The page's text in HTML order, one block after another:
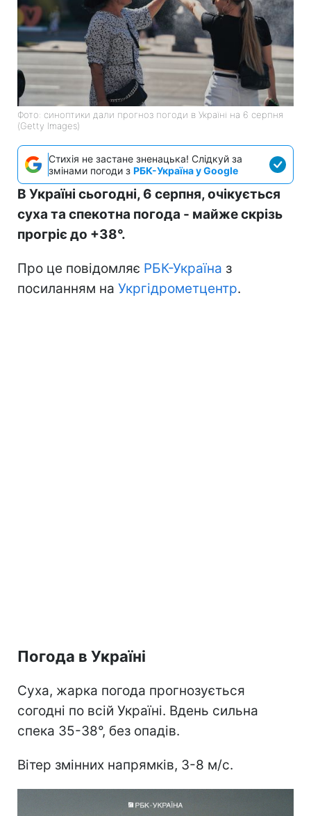
Фото: синоптики дали прогноз погоди в Україні на 6 серпня
(Getty Images)
Стихія не застане зненацька! Слідкуй за
змінами погоди з РБК-Україна у Google
В Україні сьогодні, 6 серпня, очікується
суха та спекотна погода - майже скрізь
прогріє до +38°.
Про це повідомляє РБК-Україна з
посиланням на Укргідрометцентр.
Погода в Україні
Суха, жарка погода прогнозується
согодні по всій Україні. Вдень сильна
спека 35-38°, без опадів.
Вітер змінних напрямків, 3-8 м/с.